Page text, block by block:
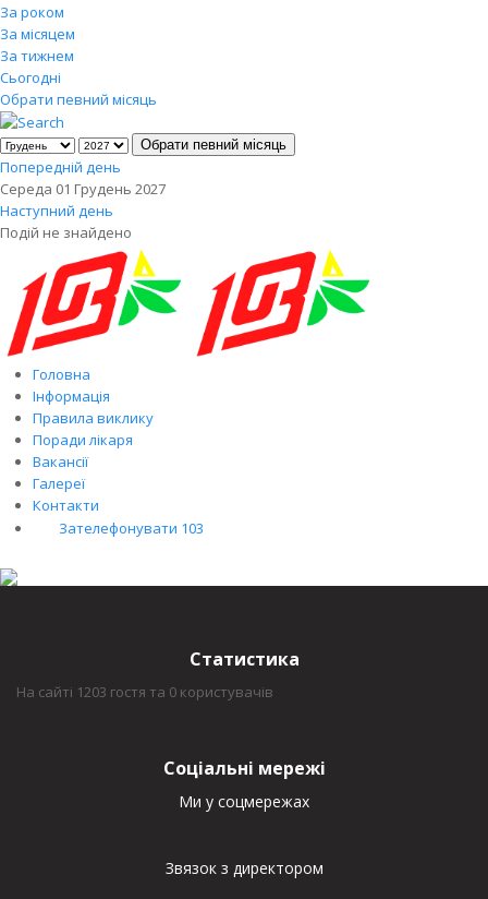
За роком
За місяцем
За тижнем
Сьогодні
Обрати певний місяць
Обрати певний місяць
Попередній день
Середа 01 Грудень 2027
Наступний день
Подій не знайдено
Головна
Інформація
Правила виклику
Поради лікаря
Вакансії
Галереї
Контакти
Зателефонувати 103
Статистика
На сайті 1203 гостя та 0 користувачів
Соціальні мережі
Ми у соцмережах
Звязок з директором